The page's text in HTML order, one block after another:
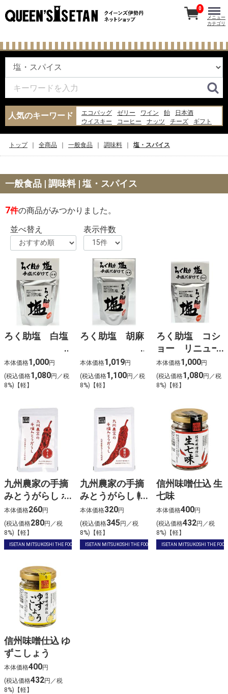
人気のキーワード エコバッグ ゼリー ワイン 飴
日本酒
ウイスキー
コーヒー ナッツ チーズ
ギフト
0
メニュー
カテゴリ
トップ 全商品 一般食品 調味料 塩・スパイス
一般食品 | 調味料 | 塩・スパイス
7件の商品がみつかりました。
並べ替え
表示件数
ろく助塩 白塩
本体価格1,000円
(税込価格1,080円／税
8%)【軽】
ろく助塩 胡麻
本体価格1,019円
(税込価格1,100円／税
8%)【軽】
ろく助塩 コシ
ョー リニュー
アル後
本体価格1,000円
(税込価格1,080円／税
8%)【軽】
九州農家の手摘
みとうがらし ホ
ール
本体価格260円
(税込価格280円／税
8%)【軽】
ISETAN MITSUKOSHI THE FOOD
九州農家の手摘
みとうがらし 輪
切り
本体価格320円
(税込価格345円／税
8%)【軽】
ISETAN MITSUKOSHI THE FOOD
信州味噌仕込 生
七味
本体価格400円
(税込価格432円／税
8%)【軽】
ISETAN MITSUKOSHI THE FOOD
信州味噌仕込 ゆ
ずこしょう
本体価格400円
(税込価格432円／税
8%)【軽】